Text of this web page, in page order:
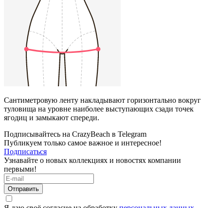
Сантиметровую ленту накладывают горизонтально вокруг
туловища на уровне наиболее выступающих сзади точек
ягодиц и замыкают спереди.
Подписывайтесь на CrazyBeach в Telegram
Публикуем только самое важное и интересное!
Подписаться
Узнавайте о новых коллекциях и новостях компании
первыми!
Отправить